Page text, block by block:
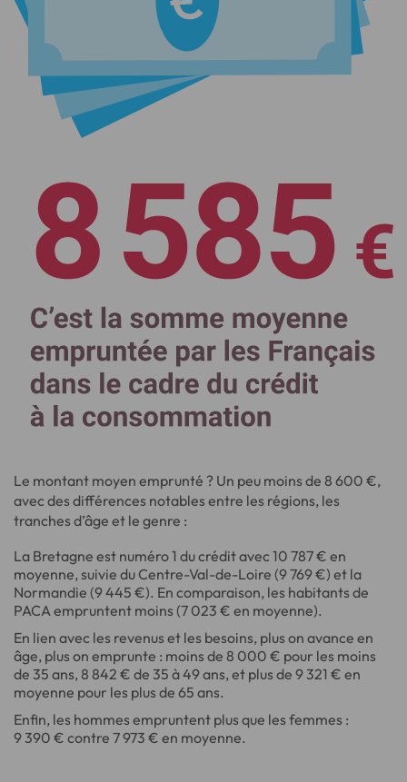
Le montant moyen emprunté ? Un peu moins de 8 600 €,
avec des différences notables entre les régions, les
tranches d’âge et le genre :
La Bretagne est numéro 1 du crédit avec 10 787 € en
moyenne, suivie du Centre-Val-de-Loire (9 769 €) et la
Normandie (9 445 €). En comparaison, les habitants de
PACA empruntent moins (7 023 € en moyenne).
En lien avec les revenus et les besoins, plus on avance en
âge, plus on emprunte : moins de 8 000 € pour les moins
de 35 ans, 8 842 € de 35 à 49 ans, et plus de 9 321 € en
moyenne pour les plus de 65 ans.
Enfin, les hommes empruntent plus que les femmes :
9 390 € contre 7 973 € en moyenne.